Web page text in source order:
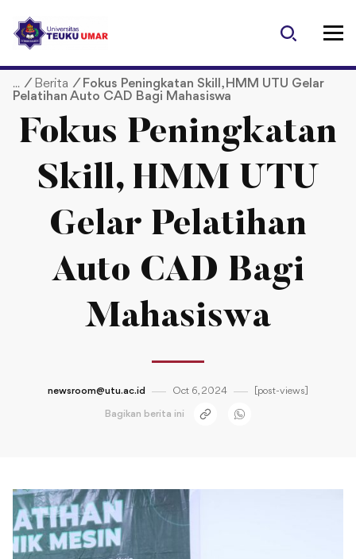
p
/ Berita / Fokus Peningkatan Skill, HMM UTU Gelar
Pelatihan Auto CAD Bagi Mahasiswa
Fokus Peningkatan
Skill, HMM UTU
Gelar Pelatihan
Auto CAD Bagi
Mahasiswa
newsroom@utu.ac.id Oct 6, 2024 [post-views]
Bagikan berita ini